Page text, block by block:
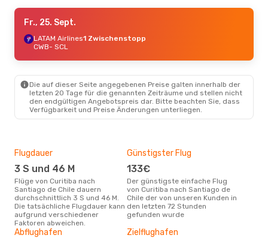
Mo., 19. Okt.- Fr., 23. Okt.
Gol1 Zwischenstopp
CWB- SCL
SCL- CWB
Fr., 25. Sept.
LATAM Airlines1 Zwischenstopp
CWB- SCL
Die auf dieser Seite angegebenen Preise galten innerhalb der
letzten 20 Tage für die genannten Zeiträume und stellen nicht
den endgültigen Angebotspreis dar. Bitte beachten Sie, dass
Verfügbarkeit und Preise Änderungen unterliegen.
Flugdauer
3 S und 46 M
Flüge von Curitiba nach
Santiago de Chile dauern
durchschnittlich 3 S und 46 M.
Die tatsächliche Flugdauer kann
aufgrund verschiedener
Faktoren abweichen.
Günstigster Flug
133€
Der günstigste einfache Flug
von Curitiba nach Santiago de
Chile der von unseren Kunden in
den letzten 72 Stunden
gefunden wurde
Abflughafen Zielflughafen